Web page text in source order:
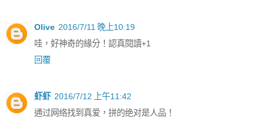
Olive 2016/7/11 晚上10:19
哇，好神奇的緣分！認真閱讀+1
回覆
虾虾 2016/7/12 上午11:42
通过网络找到真爱，拼的绝对是人品！